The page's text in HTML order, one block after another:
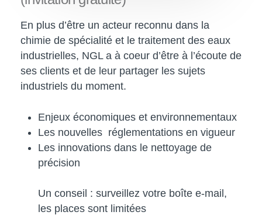
En plus d’être un acteur reconnu dans la
chimie de spécialité et le traitement des eaux
industrielles, NGL a à coeur d’être à l’écoute de
ses clients et de leur partager les sujets
industriels du moment.
Enjeux économiques et environnementaux
Les nouvelles réglementations en vigueur
Les innovations dans le nettoyage de
précision
Un conseil : surveillez votre boîte e-mail,
les places sont limitées